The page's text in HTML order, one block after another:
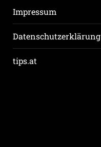
Impressum
Datenschutzerklärung
tips.at